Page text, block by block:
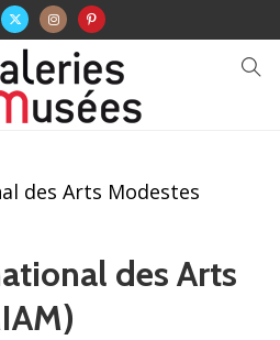
des Arts Modestes
des Arts